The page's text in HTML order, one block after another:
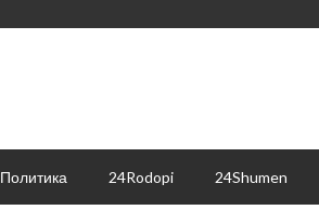
Политика 24Rodopi 24Shumen